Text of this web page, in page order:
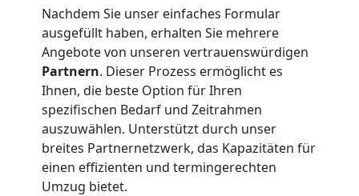
Nachdem Sie unser einfaches Formular
ausgefüllt haben, erhalten Sie mehrere
Angebote von unseren vertrauenswürdigen
Partnern. Dieser Prozess ermöglicht es
Ihnen, die beste Option für Ihren
spezifischen Bedarf und Zeitrahmen
auszuwählen. Unterstützt durch unser
breites Partnernetzwerk, das Kapazitäten für
einen effizienten und termingerechten
Umzug bietet.
Privatumzug
Wolfsberg
Tresortransport